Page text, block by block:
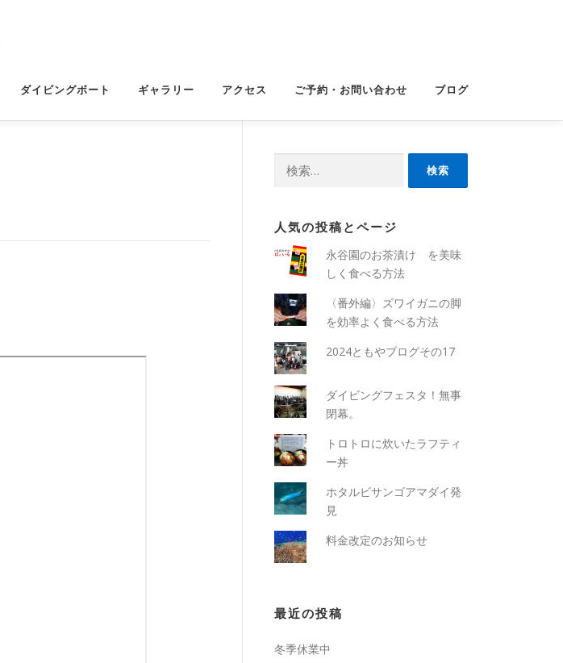
ダイビングボート ギャラリー アクセス ご予約・お問い合わせ ブログ
人気の投稿とページ
永谷園のお茶漬け を美味
しく食べる方法
〈番外編〉ズワイガニの脚
を効率よく食べる方法
2024ともやブログその17
ダイビングフェスタ！無事
閉幕。
トロトロに炊いたラフティ
ー丼
ホタルビサンゴアマダイ発
見
料金改定のお知らせ
最近の投稿
冬季休業中